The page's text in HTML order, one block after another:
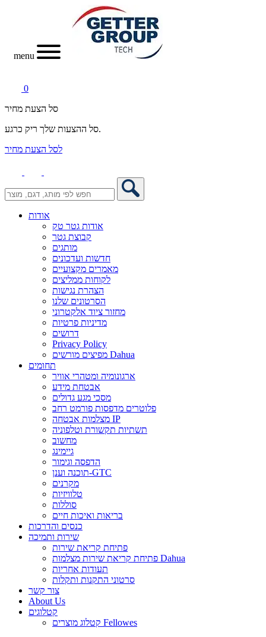
menu
0
סל הצעת מחיר
סל ההצעות שלך ריק כרגע.
לסל הצעת מחיר
אודות
אודות גטר טק
קבוצת גטר
מותגים
חדשות ועדכונים
מאמרים מקצועיים
לקוחות ממליצים
הצהרת נגישות
הסרטונים שלנו
מחזור ציוד אלקטרוני
מדיניות פרטיות
דרושים
Privacy Policy
מפיצים מורשים Dahua
תחומים
ארגונומיה ומטהרי אוויר
אבטחת מידע
מסכי מגע גדולים
פלוטרים מדפסות פורמט רחב
מצלמות אבטחה IP
תשתיות תקשורת וטלפוניה
מחשוב
גיימינג
הדפסה וגימור
תוכנה וענן-GTC
מקרנים
טלוויזיות
סוללות
בריאות ואיכות חיים
כנסים והדרכות
שירות ותמיכה
פתיחת קריאת שירות
פתיחת קריאת שירות מצלמות Dahua
תעודות אחריות
סרטוני התקנות ותקלות
צור קשר
About Us
קטלוגים
קטלוג מוצרים Fellowes